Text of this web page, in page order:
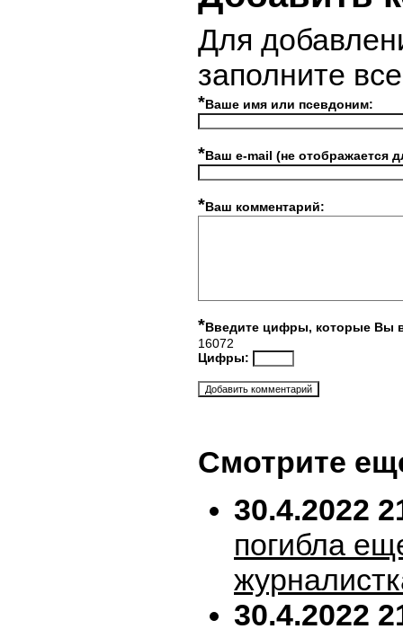
Для
заполните
*Ваше имя или псевдоним:
*Ваш e-mail (не отображается
*Ваш комментарий:
*Введите цифры, которые Вы
16072
Цифры:
Смотрите
30.4.2022
погибла
30.4.2022